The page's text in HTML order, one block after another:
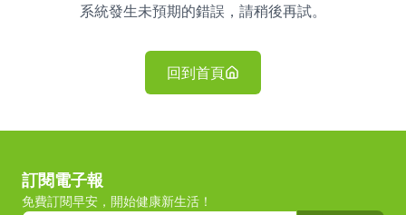
系統發生未預期的錯誤，請稍後再試。
回到首頁
訂閱電子報
免費訂閱早安，開始健康新生活！